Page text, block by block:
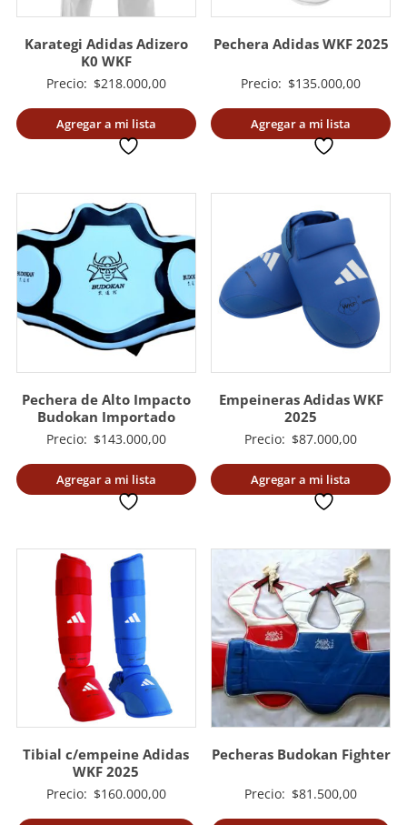
Karategi Adidas Adizero
K0 WKF
Precio: $218.000,00
Agregar a mi lista
Pechera Adidas WKF 2025
Precio: $135.000,00
Agregar a mi lista
Pechera de Alto Impacto
Budokan Importado
Precio: $143.000,00
Agregar a mi lista
Empeineras Adidas WKF
2025
Precio: $87.000,00
Agregar a mi lista
Tibial c/empeine Adidas
WKF 2025
Precio: $160.000,00
Pecheras Budokan Fighter
Precio: $81.500,00